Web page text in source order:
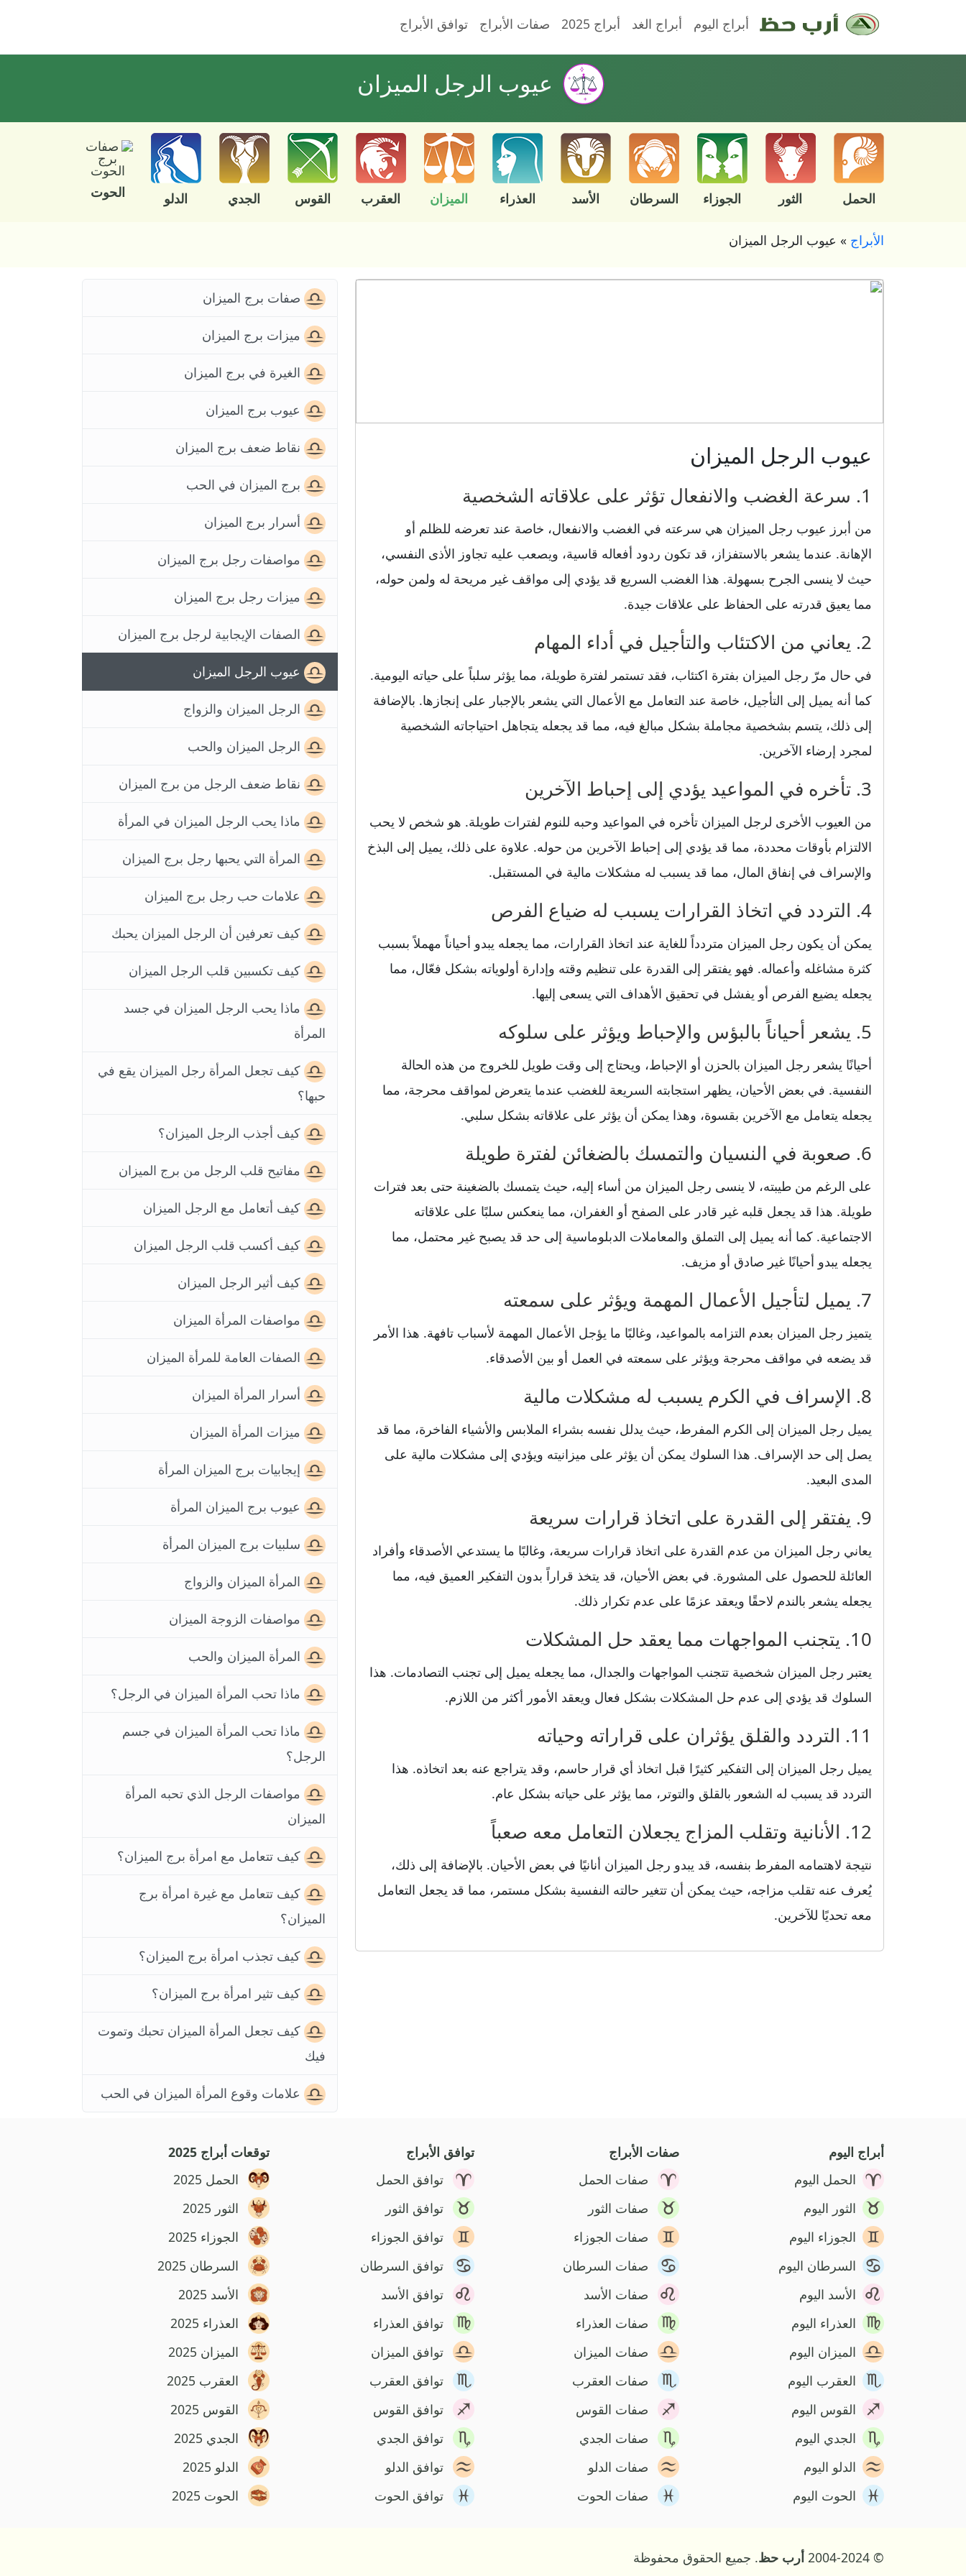
أبراج اليوم أبراج الغد أبراج 2025 صفات الأبراج توافق الأبراج
عيوب الرجل الميزان
الحمل الثور الجوزاء السرطان الأسد العذراء الميزان العقرب القوس الجدي الدلو الحوت
الأبراج » عيوب الرجل الميزان
عيوب الرجل الميزان
1. سرعة الغضب والانفعال تؤثر على علاقاته الشخصية
من أبرز عيوب رجل الميزان هي سرعته في الغضب والانفعال، خاصة عند تعرضه للظلم أو
الإهانة. عندما يشعر بالاستفزاز، قد تكون ردود أفعاله قاسية، ويصعب عليه تجاوز الأذى النفسي،
حيث لا ينسى الجرح بسهولة. هذا الغضب السريع قد يؤدي إلى مواقف غير مريحة له ولمن حوله،
مما يعيق قدرته على الحفاظ على علاقات جيدة.
2. يعاني من الاكتئاب والتأجيل في أداء المهام
في حال مرّ رجل الميزان بفترة اكتئاب، فقد تستمر لفترة طويلة، مما يؤثر سلباً على حياته اليومية.
كما أنه يميل إلى التأجيل، خاصة عند التعامل مع الأعمال التي يشعر بالإجبار على إنجازها. بالإضافة
إلى ذلك، يتسم بشخصية مجاملة بشكل مبالغ فيه، مما قد يجعله يتجاهل احتياجاته الشخصية
لمجرد إرضاء الآخرين.
3. تأخره في المواعيد يؤدي إلى إحباط الآخرين
من العيوب الأخرى لرجل الميزان تأخره في المواعيد وحبه للنوم لفترات طويلة. هو شخص لا يحب
الالتزام بأوقات محددة، مما قد يؤدي إلى إحباط الآخرين من حوله. علاوة على ذلك، يميل إلى البذخ
والإسراف في إنفاق المال، مما قد يسبب له مشكلات مالية في المستقبل.
4. التردد في اتخاذ القرارات يسبب له ضياع الفرص
يمكن أن يكون رجل الميزان متردداً للغاية عند اتخاذ القرارات، مما يجعله يبدو أحياناً مهملاً بسبب
كثرة مشاغله وأعماله. فهو يفتقر إلى القدرة على تنظيم وقته وإدارة أولوياته بشكل فعّال، مما
يجعله يضيع الفرص أو يفشل في تحقيق الأهداف التي يسعى إليها.
5. يشعر أحياناً بالبؤس والإحباط ويؤثر على سلوكه
أحيانًا يشعر رجل الميزان بالحزن أو الإحباط، ويحتاج إلى وقت طويل للخروج من هذه الحالة
النفسية. في بعض الأحيان، يظهر استجابته السريعة للغضب عندما يتعرض لمواقف محرجة، مما
يجعله يتعامل مع الآخرين بقسوة، وهذا يمكن أن يؤثر على علاقاته بشكل سلبي.
6. صعوبة في النسيان والتمسك بالضغائن لفترة طويلة
على الرغم من طيبته، لا ينسى رجل الميزان من أساء إليه، حيث يتمسك بالضغينة حتى بعد فترات
طويلة. هذا قد يجعل قلبه غير قادر على الصفح أو الغفران، مما ينعكس سلبًا على علاقاته
الاجتماعية. كما أنه يميل إلى التملق والمعاملات الدبلوماسية إلى حد قد يصبح غير محتمل، مما
يجعله يبدو أحيانًا غير صادق أو مزيف.
7. يميل لتأجيل الأعمال المهمة ويؤثر على سمعته
يتميز رجل الميزان بعدم التزامه بالمواعيد، وغالبًا ما يؤجل الأعمال المهمة لأسباب تافهة. هذا الأمر
قد يضعه في مواقف محرجة ويؤثر على سمعته في العمل أو بين الأصدقاء.
8. الإسراف في الكرم يسبب له مشكلات مالية
يميل رجل الميزان إلى الكرم المفرط، حيث يدلل نفسه بشراء الملابس والأشياء الفاخرة، مما قد
يصل إلى حد الإسراف. هذا السلوك يمكن أن يؤثر على ميزانيته ويؤدي إلى مشكلات مالية على
المدى البعيد.
9. يفتقر إلى القدرة على اتخاذ قرارات سريعة
يعاني رجل الميزان من عدم القدرة على اتخاذ قرارات سريعة، وغالبًا ما يستدعي الأصدقاء وأفراد
العائلة للحصول على المشورة. في بعض الأحيان، قد يتخذ قراراً بدون التفكير العميق فيه، مما
يجعله يشعر بالندم لاحقًا ويعقد عزمًا على عدم تكرار ذلك.
10. يتجنب المواجهات مما يعقد حل المشكلات
يعتبر رجل الميزان شخصية تتجنب المواجهات والجدال، مما يجعله يميل إلى تجنب التصادمات. هذا
السلوك قد يؤدي إلى عدم حل المشكلات بشكل فعال ويعقد الأمور أكثر من اللازم.
11. التردد والقلق يؤثران على قراراته وحياته
يميل رجل الميزان إلى التفكير كثيرًا قبل اتخاذ أي قرار حاسم، وقد يتراجع عنه بعد اتخاذه. هذا
التردد قد يسبب له الشعور بالقلق والتوتر، مما يؤثر على حياته بشكل عام.
12. الأنانية وتقلب المزاج يجعلان التعامل معه صعباً
نتيجة لاهتمامه المفرط بنفسه، قد يبدو رجل الميزان أنانيًا في بعض الأحيان. بالإضافة إلى ذلك،
يُعرف عنه تقلب مزاجه، حيث يمكن أن تتغير حالته النفسية بشكل مستمر، مما قد يجعل التعامل
معه تحديًا للآخرين.
صفات برج الميزان
ميزات برج الميزان
الغيرة في برج الميزان
عيوب برج الميزان
نقاط ضعف برج الميزان
برج الميزان في الحب
أسرار برج الميزان
مواصفات رجل برج الميزان
ميزات رجل برج الميزان
الصفات الإيجابية لرجل برج الميزان
عيوب الرجل الميزان
الرجل الميزان والزواج
الرجل الميزان والحب
نقاط ضعف الرجل من برج الميزان
ماذا يحب الرجل الميزان في المرأة
المرأة التي يحبها رجل برج الميزان
علامات حب رجل برج الميزان
كيف تعرفين أن الرجل الميزان يحبك
كيف تكسبين قلب الرجل الميزان
ماذا يحب الرجل الميزان في جسد
المرأة
كيف تجعل المرأة رجل الميزان يقع في
حبها؟
كيف أجذب الرجل الميزان؟
مفاتيح قلب الرجل من برج الميزان
كيف أتعامل مع الرجل الميزان
كيف أكسب قلب الرجل الميزان
كيف أثير الرجل الميزان
مواصفات المرأة الميزان
الصفات العامة للمرأة الميزان
أسرار المرأة الميزان
ميزات المرأة الميزان
إيجابيات برج الميزان المرأة
عيوب برج الميزان المرأة
سلبيات برج الميزان المرأة
المرأة الميزان والزواج
مواصفات الزوجة الميزان
المرأة الميزان والحب
ماذا تحب المرأة الميزان في الرجل؟
ماذا تحب المرأة الميزان في جسم
الرجل؟
مواصفات الرجل الذي تحبه المرأة
الميزان
كيف تتعامل مع امرأة برج الميزان؟
كيف تتعامل مع غيرة امرأة برج
الميزان؟
كيف تجذب امرأة برج الميزان؟
كيف تثير امرأة برج الميزان؟
كيف تجعل المرأة الميزان تحبك وتموت
فيك
علامات وقوع المرأة الميزان في الحب
أبراج اليوم
الحمل اليوم
الثور اليوم
الجوزاء اليوم
السرطان اليوم
الأسد اليوم
العذراء اليوم
الميزان اليوم
العقرب اليوم
القوس اليوم
الجدي اليوم
الدلو اليوم
الحوت اليوم
صفات الأبراج
صفات الحمل
صفات الثور
صفات الجوزاء
صفات السرطان
صفات الأسد
صفات العذراء
صفات الميزان
صفات العقرب
صفات القوس
صفات الجدي
صفات الدلو
صفات الحوت
توافق الأبراج
توافق الحمل
توافق الثور
توافق الجوزاء
توافق السرطان
توافق الأسد
توافق العذراء
توافق الميزان
توافق العقرب
توافق القوس
توافق الجدي
توافق الدلو
توافق الحوت
توقعات أبراج 2025
الحمل 2025
الثور 2025
الجوزاء 2025
السرطان 2025
الأسد 2025
العذراء 2025
الميزان 2025
العقرب 2025
القوس 2025
الجدي 2025
الدلو 2025
الحوت 2025
© 2004-2024 أرب حظ. جميع الحقوق محفوظة